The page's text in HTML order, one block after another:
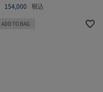
154,000 税込
ADD TO BAG